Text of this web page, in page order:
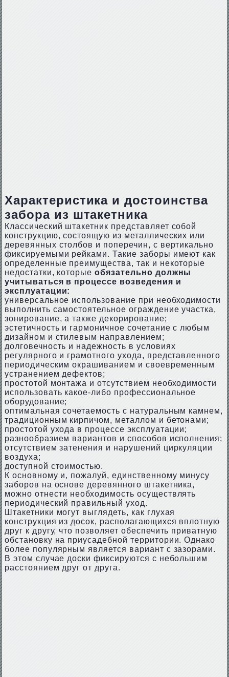
Характеристика и достоинства
забора из штакетника
Классический штакетник представляет собой
конструкцию, состоящую из металлических или
деревянных столбов и поперечин, с вертикально
фиксируемыми рейками. Такие заборы имеют как
определенные преимущества, так и некоторые
недостатки, которые обязательно должны
учитываться в процессе возведения и
эксплуатации:
универсальное использование при необходимости
выполнить самостоятельное ограждение участка,
зонирование, а также декорирование;
эстетичность и гармоничное сочетание с любым
дизайном и стилевым направлением;
долговечность и надежность в условиях
регулярного и грамотного ухода, представленного
периодическим окрашиванием и своевременным
устранением дефектов;
простотой монтажа и отсутствием необходимости
использовать какое-либо профессиональное
оборудование;
оптимальная сочетаемость с натуральным камнем,
традиционным кирпичом, металлом и бетонами;
простотой ухода в процессе эксплуатации;
разнообразием вариантов и способов исполнения;
отсутствием затенения и нарушений циркуляции
воздуха;
доступной стоимостью.
К основному и, пожалуй, единственному минусу
заборов на основе деревянного штакетника,
можно отнести необходимость осуществлять
периодический правильный уход.
Штакетники могут выглядеть, как глухая
конструкция из досок, располагающихся вплотную
друг к другу, что позволяет обеспечить приватную
обстановку на приусадебной территории. Однако
более популярным является вариант с зазорами.
В этом случае доски фиксируются с небольшим
расстоянием друг от друга.